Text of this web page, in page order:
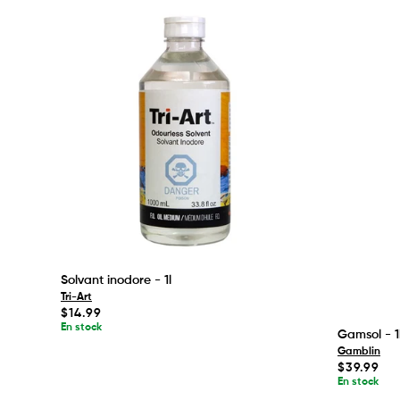
Solvant inodore - 1l
Tri-Art
Prix
habituel
$14.99
En stock
Gamsol - 1l
Gamblin
Prix
habituel
$39.99
En stock